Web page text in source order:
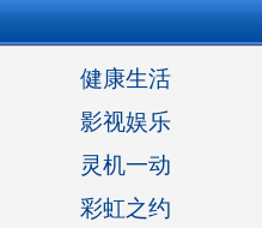
健康生活
影视娱乐
灵机一动
彩虹之约